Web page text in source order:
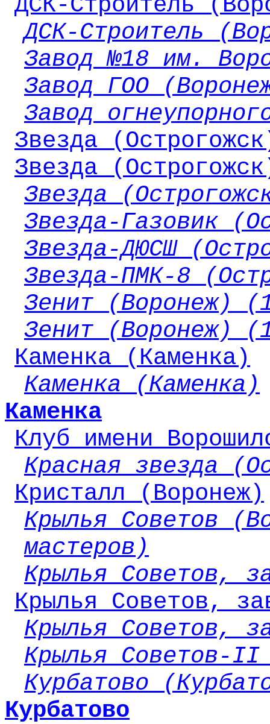
ДСК-Строитель
Завод №18 им.
Завод ГОО
Завод
Звезда
Звезда
Звезда
Звезда-Газовик
Звезда-ДЮСШ
Звезда-ПМК-8
Зенит (Воронеж)
Зенит (Воронеж)
Каменка (Каменка)
Каменка (Каменка)
Каменка
Клуб имени
Красная звезда
Кристалл (Воронеж)
Крылья Советов
мастеров)
Крылья Советов,
Крылья Советов,
Крылья Советов,
Крылья Советов-II
Курбатово
Курбатово